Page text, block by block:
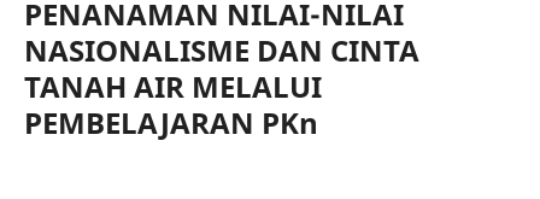
PENANAMAN NILAI-NILAI
NASIONALISME DAN CINTA
TANAH AIR MELALUI
PEMBELAJARAN PKn